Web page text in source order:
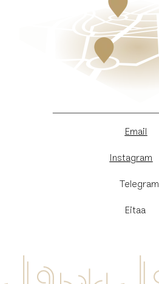
Email
Instagram
​Telegram
Eitaa